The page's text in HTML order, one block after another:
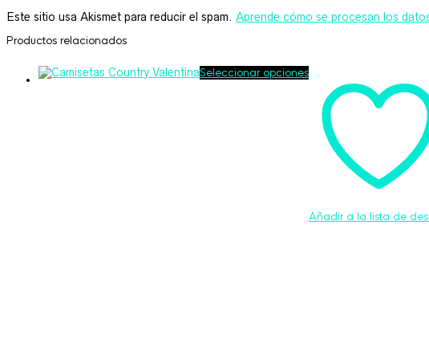
Este sitio usa Akismet para reducir el spam. Aprende cómo se procesan los
Productos relacionados
Seleccionar opcionesEste
producto
tiene
múltiples
variantes.
Las
opciones
la
página
Añadir a la lista de